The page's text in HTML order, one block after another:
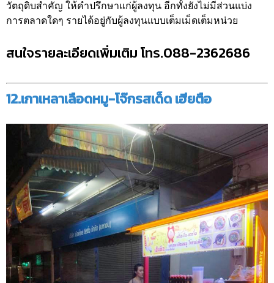
วัตถุดิบสำคัญ ให้คำปรึกษาแก่ผู้ลงทุน อีกทั้งยังไม่มีส่วนแบ่ง
การตลาดใดๆ รายได้อยู่กับผู้ลงทุนแบบเต็มเม็ดเต็มหน่วย
สนใจรายละเอียดเพิ่มเติม โทร.088-2362686
12.เกาเหลาเลือดหมู-โจ๊กรสเด็ด เฮียตือ